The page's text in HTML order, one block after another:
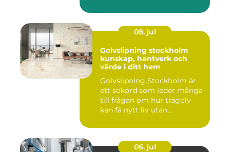
08. jul
Golvslipning stockholm
kunskap, hantverk och
värde i ditt hem
Golvslipning Stockholm är
ett sökord som leder många
till frågan om hur trägolv
kan få nytt liv utan...
06. jul